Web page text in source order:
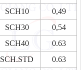
SCH10
0,49
SCH30
0,54
SCH40
0.63
SCH.STD
0.63